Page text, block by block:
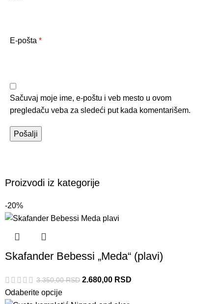
E-pošta *
Sačuvaj moje ime, e-poštu i veb mesto u ovom
pregledaču veba za sledeći put kada komentarišem.
Proizvodi iz kategorije
-20%
Skafander Bebessi „Meda“ (plavi)
3.350,00RSD 2.680,00 RSD
Odaberite opcije